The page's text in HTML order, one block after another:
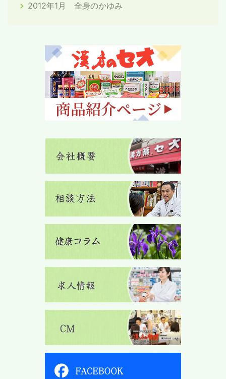
2012年1月 全身のかゆみ